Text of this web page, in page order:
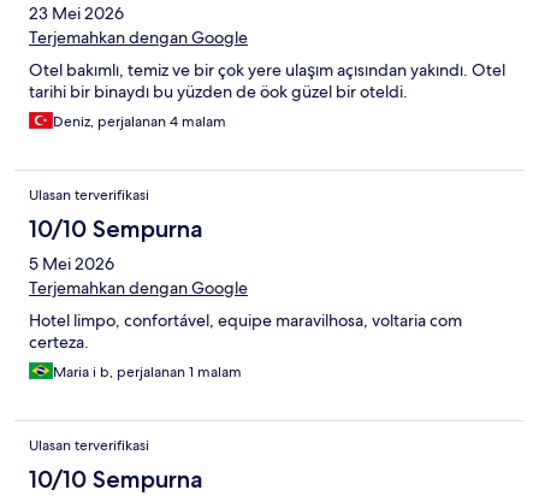
23 Mei 2026
Terjemahkan dengan Google
Otel bakımlı, temiz ve bir çok yere ulaşım açısından yakındı. Otel
tarihi bir binaydı bu yüzden de öok güzel bir oteldi.
Deniz, perjalanan 4 malam
Ulasan terverifikasi
10/10 Sempurna
5 Mei 2026
Terjemahkan dengan Google
Hotel limpo, confortável, equipe maravilhosa, voltaria com
certeza.
Maria i b, perjalanan 1 malam
Ulasan terverifikasi
10/10 Sempurna